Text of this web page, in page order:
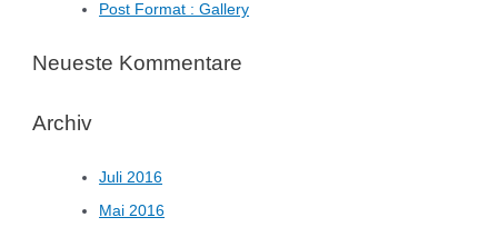
Post Format : Gallery
Neueste Kommentare
Archiv
Juli 2016
Mai 2016